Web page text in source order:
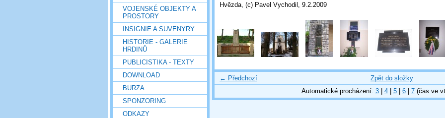
VOJENSKÉ OBJEKTY A
PROSTORY
INSIGNIE A SUVENYRY
HISTORIE - GALERIE
HRDINŮ
PUBLICISTIKA - TEXTY
DOWNLOAD
BURZA
SPONZORING
ODKAZY
Hvězda, (c) Pavel Vychodil, 9.2.2009
← Předchozí
Zpět do složky
Automatické procházení: 3| 4| 5| 6| 7(čas ve